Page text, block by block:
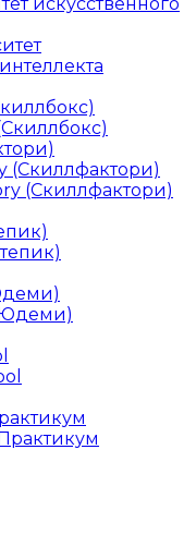
(Скиллфактори)
(Скиллфактори)